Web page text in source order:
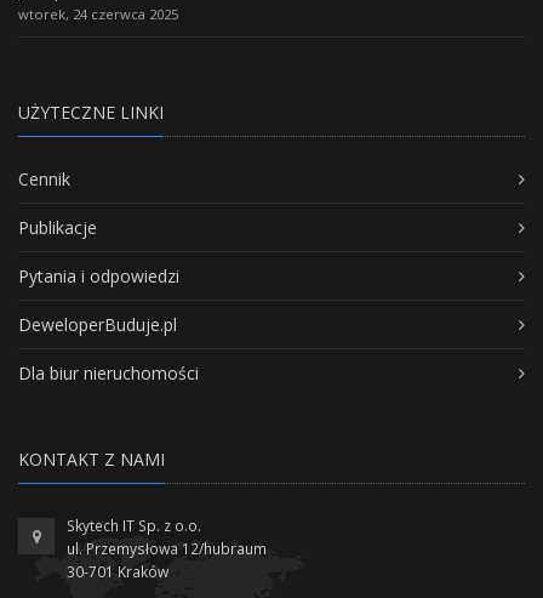
wtorek, 24 czerwca 2025
UŻYTECZNE LINKI
Cennik
Publikacje
Pytania i odpowiedzi
DeweloperBuduje.pl
Dla biur nieruchomości
KONTAKT Z NAMI
Skytech IT Sp. z o.o.
ul. Przemysłowa 12/hubraum
30-701 Kraków